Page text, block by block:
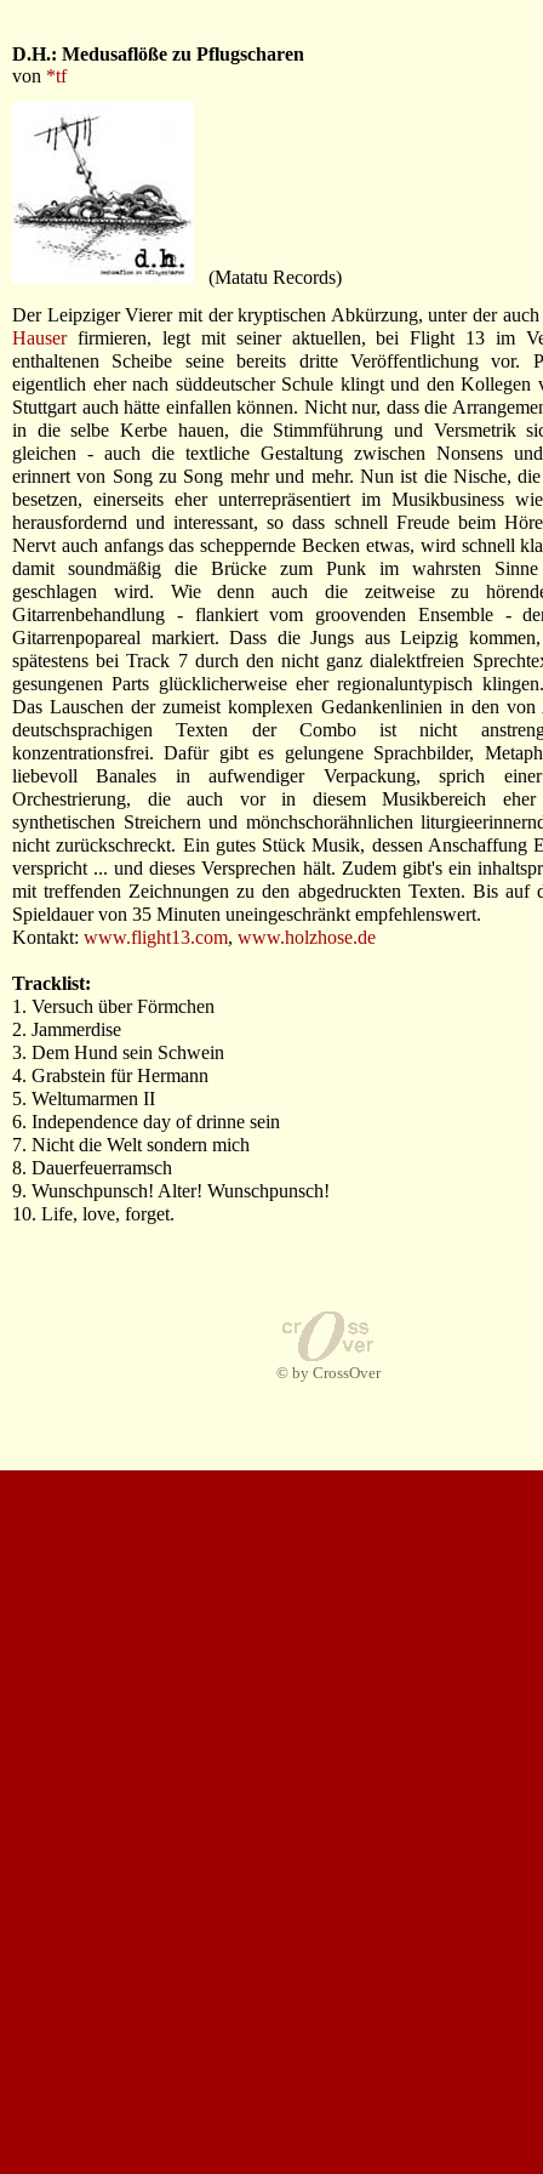
D.H.: Medusaflöße zu Pflugscharen
von *tf
(Matatu Records)
Der Leipziger Vierer mit der kryptischen Abkürzung, unter der
Hauserfirmieren, legt mit seiner aktuellen, bei Flight 13 im
enthaltenen Scheibe seine bereits dritte Veröffentlichung vor.
eigentlich eher nach süddeutscher Schule klingt und den
Stuttgart auch hätte einfallen können. Nicht nur, dass die
in die selbe Kerbe hauen, die Stimmführung und Versmetrik
gleichen - auch die textliche Gestaltung zwischen Nonsens
erinnert von Song zu Song mehr und mehr. Nun ist die Nische,
besetzen, einerseits eher unterrepräsentiert im Musikbusiness
herausfordernd und interessant, so dass schnell Freude beim
Nervt auch anfangs das scheppernde Becken etwas, wird schnell
damit soundmäßig die Brücke zum Punk im wahrsten
geschlagen wird. Wie denn auch die zeitweise zu
Gitarrenbehandlung - flankiert vom groovenden Ensemble -
Gitarrenpopareal markiert. Dass die Jungs aus Leipzig
spätestens bei Track 7 durch den nicht ganz dialektfreien
gesungenen Parts glücklicherweise eher regionaluntypisch
Das Lauschen der zumeist komplexen Gedankenlinien in den von
deutschsprachigen Texten der Combo ist nicht
konzentrationsfrei. Dafür gibt es gelungene Sprachbilder,
liebevoll Banales in aufwendiger Verpackung, sprich
Orchestrierung, die auch vor in diesem Musikbereich eher
synthetischen Streichern und mönchschorähnlichen
nicht zurückschreckt. Ein gutes Stück Musik, dessen Anschaffung
verspricht ... und dieses Versprechen hält. Zudem gibt's ein
mit treffenden Zeichnungen zu den abgedruckten Texten. Bis auf
Spieldauer von 35 Minuten uneingeschränkt empfehlenswert.
Kontakt: www.flight13.com, www.holzhose.de
Tracklist:
1. Versuch über Förmchen
2. Jammerdise
3. Dem Hund sein Schwein
4. Grabstein für Hermann
5. Weltumarmen II
6. Independence day of drinne sein
7. Nicht die Welt sondern mich
8. Dauerfeuerramsch
9. Wunschpunsch! Alter! Wunschpunsch!
10. Life, love, forget.
© by CrossOver